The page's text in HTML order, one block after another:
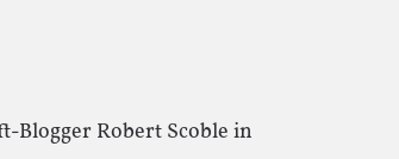
Blogger Robert Scoble in